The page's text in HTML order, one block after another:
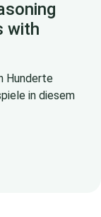
with
Hunderte
in diesem